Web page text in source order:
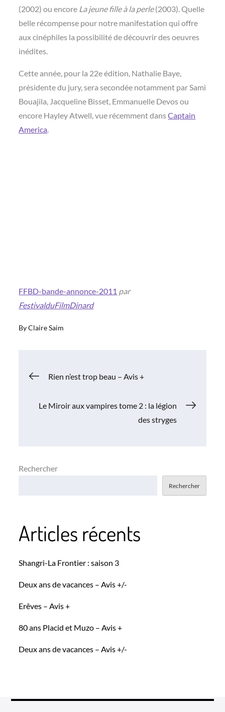
(2002) ou encore La jeune fille à la perle(2003). Quelle
belle récompense pour notre manifestation qui offre
aux cinéphiles la possibilité de découvrir des oeuvres
inédites.
Cette année, pour la 22e édition, Nathalie Baye,
présidente du jury, sera secondée notamment par Sami
Bouajila, Jacqueline Bisset, Emmanuelle Devos ou
encore Hayley Atwell, vue récemment dansCaptain
America.
FFBD-bande-annonce-2011 par
FestivalduFilmDinard
ByClaire Saim
Navigation
de
Rien n’est trop beau – Avis +
Le Miroir aux vampires tome 2 : la légion
des stryges
Rechercher
Rechercher
Articles récents
Shangri-La Frontier : saison 3
Deux ans de vacances – Avis +/-
Erêves – Avis +
80 ans Placid et Muzo – Avis +
Deux ans de vacances – Avis +/-